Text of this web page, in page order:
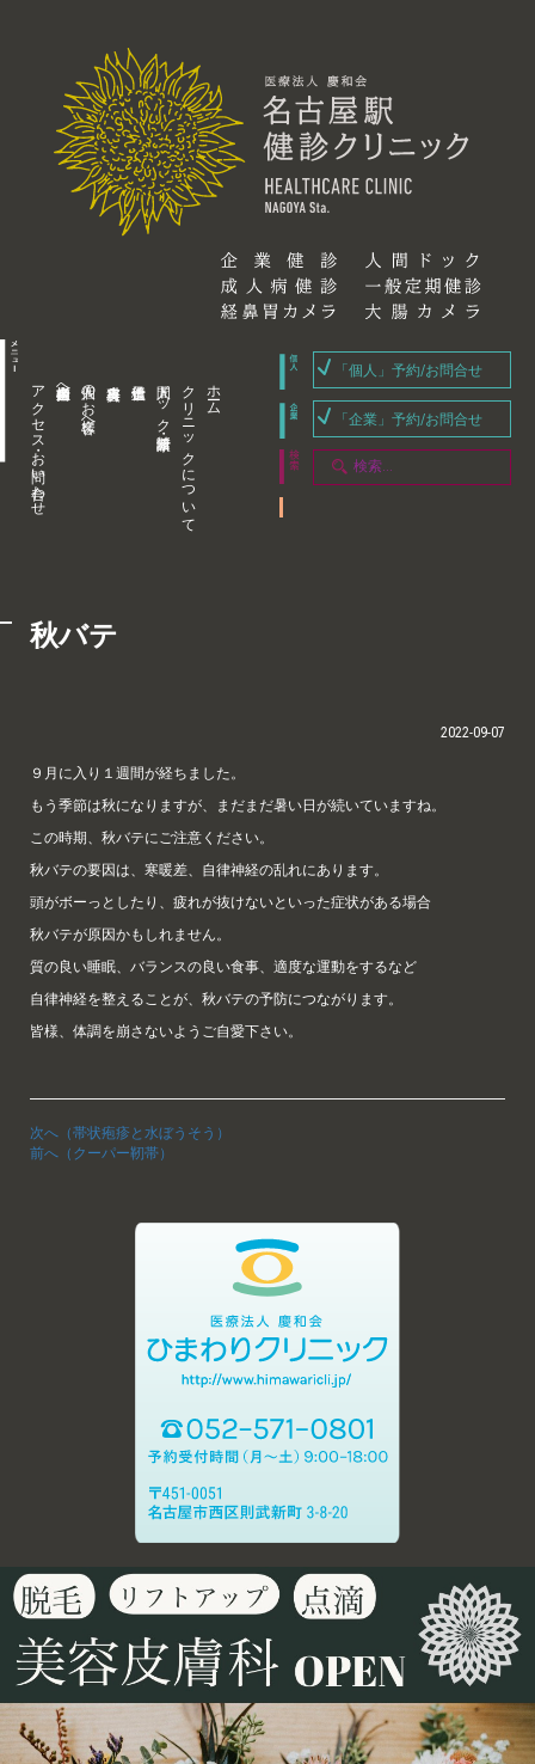
アクセス・お問い合わせ 企業内担当者様へ 個人のお客様へ 人間ドック・健康診断 クリニックについて ホーム
「個人」予約/お問合せ
「企業」予約/お問合せ
秋バテ
2022-09-07
９月に入り１週間が経ちました。
もう季節は秋になりますが、まだまだ暑い日が続いていますね。
この時期、秋バテにご注意ください。
秋バテの要因は、寒暖差、自律神経の乱れにあります。
頭がボーっとしたり、疲れが抜けないといった症状がある場合
秋バテが原因かもしれません。
質の良い睡眠、バランスの良い食事、適度な運動をするなど
自律神経を整えることが、秋バテの予防につながります。
皆様、体調を崩さないようご自愛下さい。
次へ（帯状疱疹と水ぼうそう）
前へ（クーパー靭帯）